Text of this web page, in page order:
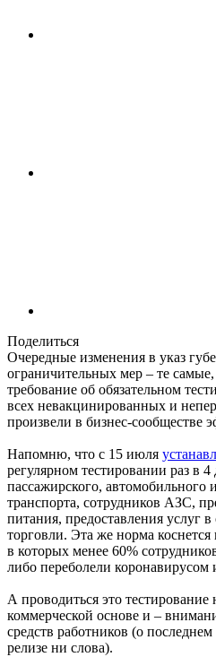
Поделиться
Очередные изменения в указ
ограничительных мер – те
требование об обязательном
всех невакцинированных и
произвели в бизнес-сообществе
Напомню, что с 15 июля
регулярном тестировании раз в
пассажирского, автомобильного
транспорта, сотрудников АЗС,
питания, предоставления услуг
торговли. Эта же норма
в которых менее 60%
либо переболели коронавирусом
А проводиться это тестирование
коммерческой основе и –
средств работников (о последнем
релизе ни слова).